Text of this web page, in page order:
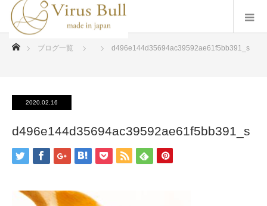
ブログ一覧 d496e144d35694ac39592ae61f5bb391_s
2020.02.16
d496e144d35694ac39592ae61f5bb391_s